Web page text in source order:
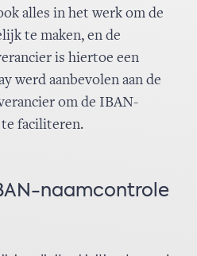
alles in het werk om de
te maken, en de
is hiertoe een
werd aanbevolen aan de
om de IBAN-
faciliteren.
naamcontrole